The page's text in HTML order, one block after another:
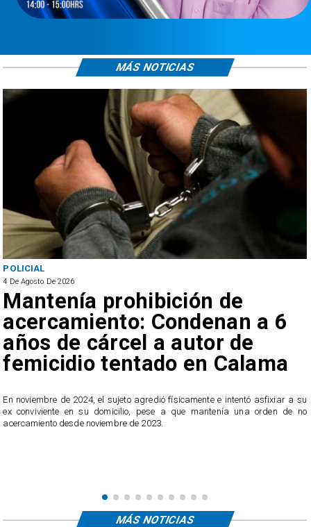
POLICIAL
4 De Agosto De 2026
Mantenía prohibición de
acercamiento: Condenan a 6
años de cárcel a autor de
femicidio tentado en Calama
En noviembre de 2024, el sujeto agredió físicamente e intentó asfixiar a su
ex conviviente en su domicilio, pese a que mantenía una orden de no
acercamiento desde noviembre de 2023.
MÁS NOTICIAS
MÁS NOTICIAS